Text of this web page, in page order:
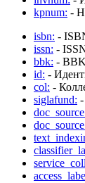
kpnum: -
isbn: -
issn: -
bbk: - BBK
id: -
col: -
siglafund: